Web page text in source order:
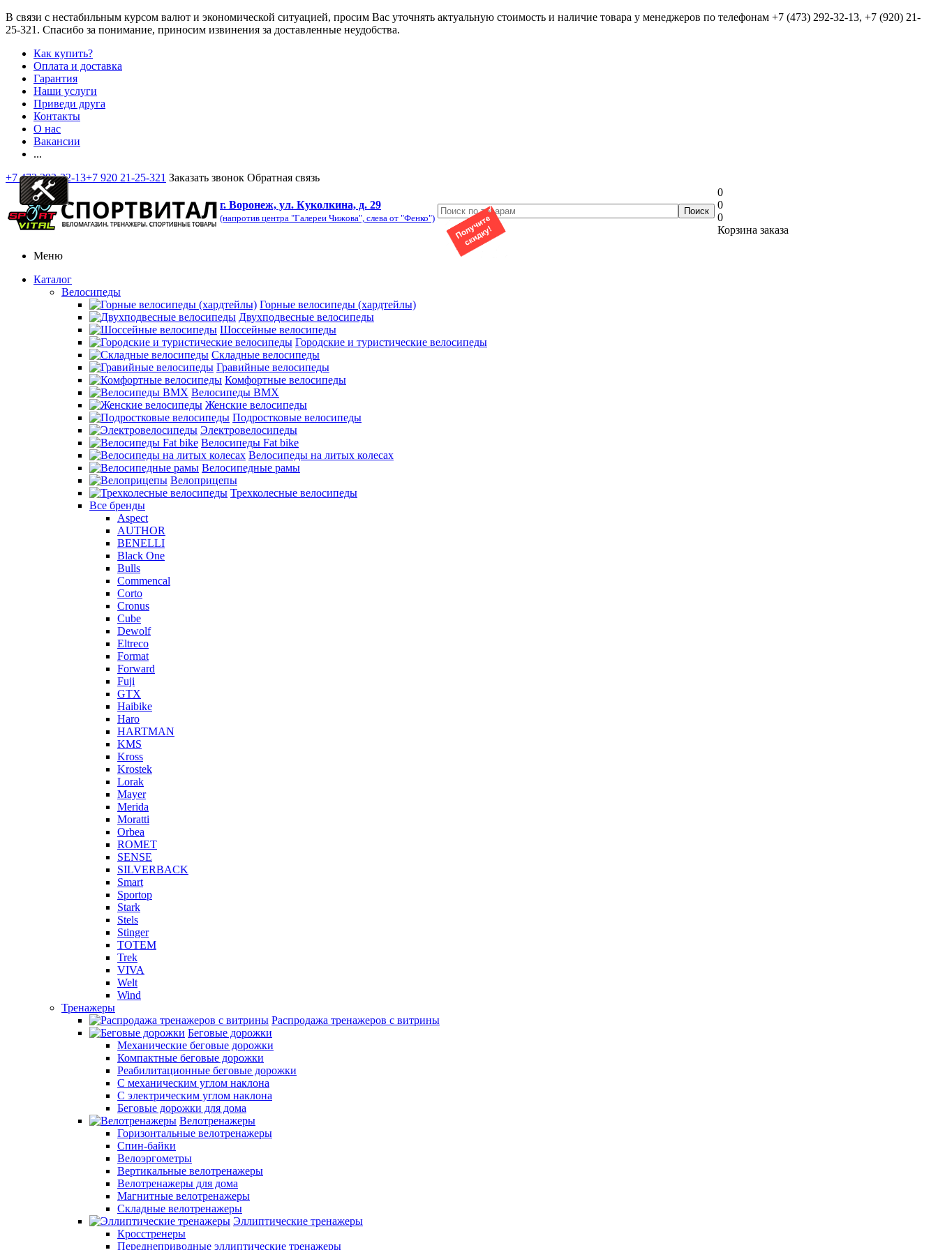
В связи с нестабильным курсом валют и экономической ситуацией, просим Вас уточнять актуальную стоимость и наличие товара у менеджеров по телефонам +7 (473) 292-32-13, +7 (920) 21-
25-321 . Спасибо за понимание, приносим извинения за доставленные неудобства.
Как купить?
Оплата и доставка
Гарантия
Наши услуги
Приведи друга
Контакты
О нас
Вакансии
...
+7 473 292-32-13+7 920 21-25-321 Заказать звонок Обратная связь
г. Воронеж, ул. Куколкина, д. 29
(напротив центра "Галереи Чижова", слева от "Фенко")
0
0
0
Корзина заказа
Меню
Каталог
Велосипеды
Горные велосипеды (хардтейлы)
Двухподвесные велосипеды
Шоссейные велосипеды
Городские и туристические велосипеды
Складные велосипеды
Гравийные велосипеды
Комфортные велосипеды
Велосипеды BMX
Женские велосипеды
Подростковые велосипеды
Электровелосипеды
Велосипеды Fat bike
Велосипеды на литых колесах
Велосипедные рамы
Велоприцепы
Трехколесные велосипеды
Все бренды
Aspect
AUTHOR
BENELLI
Black One
Bulls
Commencal
Corto
Cronus
Cube
Dewolf
Eltreco
Format
Forward
Fuji
GTX
Haibike
Haro
HARTMAN
KMS
Kross
Krostek
Lorak
Mayer
Merida
Moratti
Orbea
ROMET
SENSE
SILVERBACK
Smart
Sportop
Stark
Stels
Stinger
TOTEM
Trek
VIVA
Welt
Wind
Тренажеры
Распродажа тренажеров с витрины
Беговые дорожки
Механические беговые дорожки
Компактные беговые дорожки
Реабилитационные беговые дорожки
С механическим углом наклона
С электрическим углом наклона
Беговые дорожки для дома
Велотренажеры
Горизонтальные велотренажеры
Спин-байки
Велоэргометры
Вертикальные велотренажеры
Велотренажеры для дома
Магнитные велотренажеры
Складные велотренажеры
Эллиптические тренажеры
Кросстренеры
Переднеприводные эллиптические тренажеры